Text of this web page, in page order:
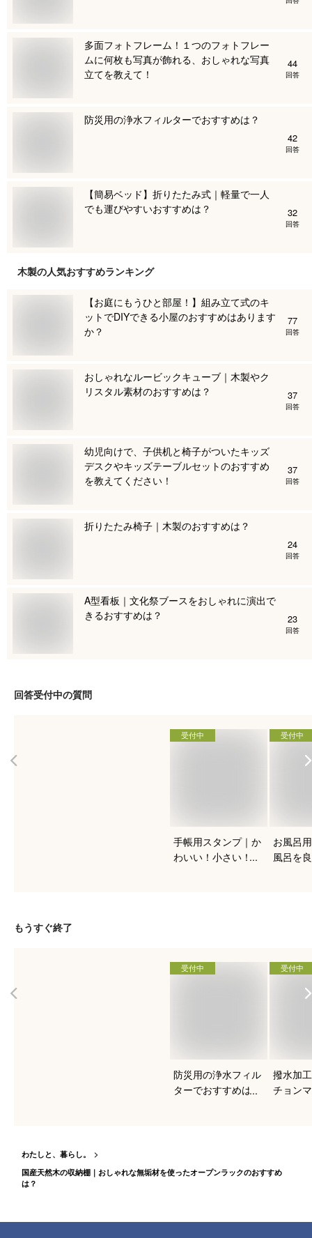
多面フォトフレーム！１つのフォトフレー
ムに何枚も写真が飾れる、おしゃれな写真
立てを教えて！
44
回答
防災用の浄水フィルターでおすすめは？
42
回答
【簡易ベッド】折りたたみ式｜軽量で一人
でも運びやすいおすすめは？
32
回答
木製の人気おすすめランキング
【お庭にもうひと部屋！】組み立て式のキ
ットでDIYできる小屋のおすすめはあります
か？
77
回答
おしゃれなルービックキューブ｜木製やク
リスタル素材のおすすめは？
37
回答
幼児向けで、子供机と椅子がついたキッズ
デスクやキッズテーブルセットのおすすめ
を教えてください！
37
回答
折りたたみ椅子｜木製のおすすめは？
24
回答
A型看板｜文化祭ブースをおしゃれに演出で
きるおすすめは？
23
回答
回答受付中の質問
受付中
手帳用スタンプ｜か
わいい！小さい！ス
受付中
お風呂
風呂を
もうすぐ終了
受付中
防災用の浄水フィル
ターでおすすめは？
受付中
撥水加
チョン
わたしと、暮らし。
国産天然木の収納棚｜おしゃれな無垢材を使ったオープンラックのおすすめ
は？